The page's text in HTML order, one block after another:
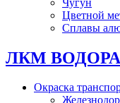
Цветной
Сплавы
ЛКМ
Окраска